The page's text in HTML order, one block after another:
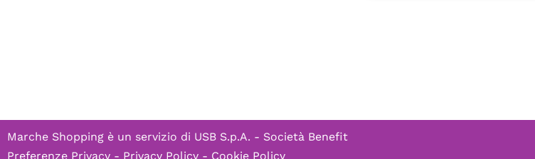
Marche Shopping è un servizio di USB S.p.A. - Società Benefit
Preferenze Privacy - Privacy Policy - Cookie Policy